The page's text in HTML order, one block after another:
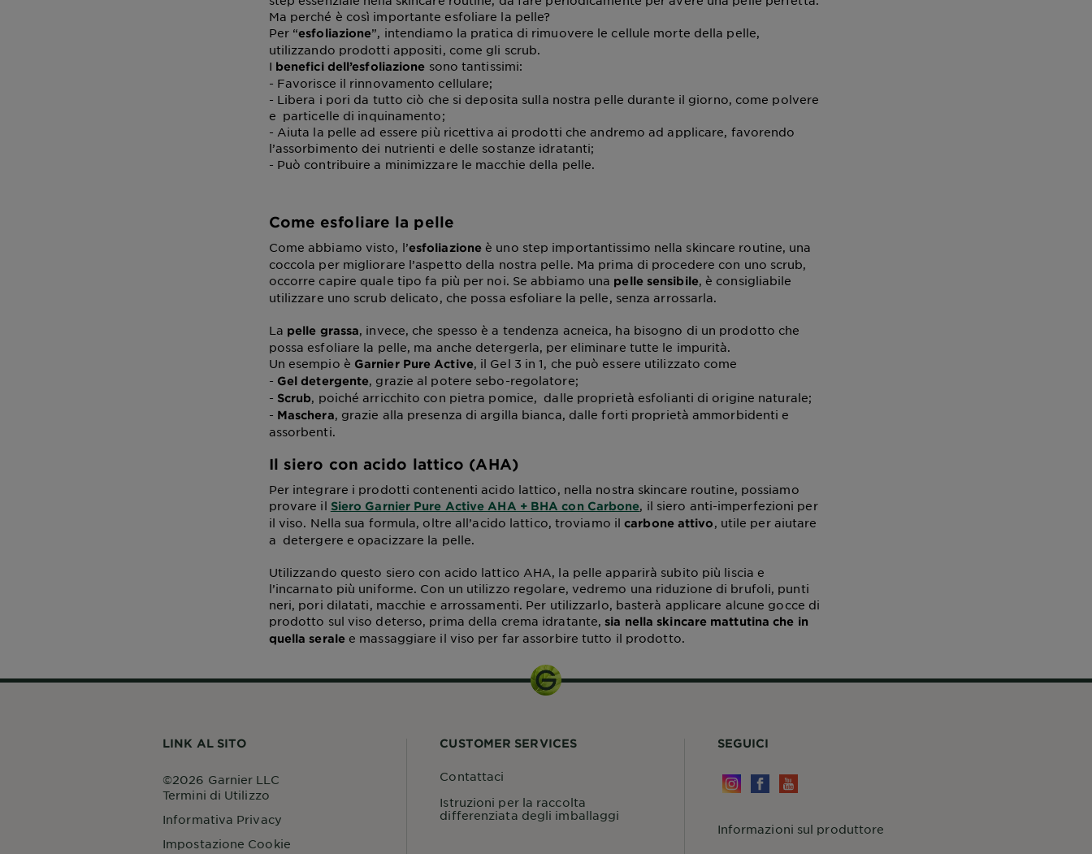
Ma perché è così importante esfoliare la pelle?
Per “esfoliazione”, intendiamo la pratica di rimuovere le cellule morte della pelle,
utilizzando prodotti appositi, come gli scrub.
I benefici dell’esfoliazione sono tantissimi:
- Favorisce il rinnovamento cellulare;
- Libera i pori da tutto ciò che si deposita sulla nostra pelle durante il giorno, come polvere
e particelle di inquinamento;
- Aiuta la pelle ad essere più ricettiva ai prodotti che andremo ad applicare, favorendo
l’assorbimento dei nutrienti e delle sostanze idratanti;
- Può contribuire a minimizzare le macchie della pelle.
Come esfoliare la pelle
Come abbiamo visto, l’esfoliazione è uno step importantissimo nella skincare routine, una
coccola per migliorare l’aspetto della nostra pelle. Ma prima di procedere con uno scrub,
occorre capire quale tipo fa più per noi. Se abbiamo una pelle sensibile, è consigliabile
utilizzare uno scrub delicato, che possa esfoliare la pelle, senza arrossarla.
La pelle grassa, invece, che spesso è a tendenza acneica, ha bisogno di un prodotto che
possa esfoliare la pelle, ma anche detergerla, per eliminare tutte le impurità.
Un esempio è Garnier Pure Active, il Gel 3 in 1, che può essere utilizzato come
- Gel detergente, grazie al potere sebo-regolatore;
- Scrub, poiché arricchito con pietra pomice, dalle proprietà esfolianti di origine naturale;
- Maschera, grazie alla presenza di argilla bianca, dalle forti proprietà ammorbidenti e
assorbenti.
Il siero con acido lattico (AHA)
Per integrare i prodotti contenenti acido lattico, nella nostra skincare routine, possiamo
provare il Siero Garnier Pure Active AHA + BHA con Carbone, il siero anti-imperfezioni per
il viso. Nella sua formula, oltre all’acido lattico, troviamo ilcarbone attivo, utile per aiutare
a detergere e opacizzare la pelle.
Utilizzando questo siero con acido lattico AHA, la pelle apparirà subito più liscia e
l’incarnato più uniforme. Con un utilizzo regolare, vedremo una riduzione di brufoli, punti
neri, pori dilatati, macchie e arrossamenti. Per utilizzarlo, basterà applicare alcune gocce di
prodotto sul viso deterso, prima della crema idratante,sia nella skincare mattutina che in
quella seralee massaggiare il viso per far assorbire tutto il prodotto.
LINK AL SITO
Termini di Utilizzo
Informativa Privacy
Impostazione Cookie
©2026 Garnier LLC
CUSTOMER SERVICES
Contattaci
Istruzioni per la raccolta
differenziata degli imballaggi
SEGUICI
Informazioni sul produttore